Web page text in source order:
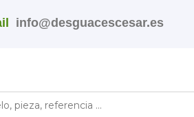
info@desguacescesar.es